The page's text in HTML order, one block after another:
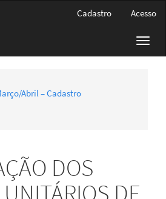
Cadastro Acesso
Abril – Cadastro
DOS